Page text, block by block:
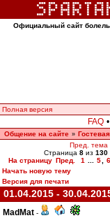
Официальный сайт
Полная версия
FAQ •
Общение на сайте »
Пред. тема
Страница 8 из 130
На страницу Пред. 1 5 6
Начать новую тему
Версия для печати
01.04.2015 -
MadMat -